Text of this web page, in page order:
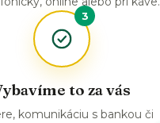
3
to za vás
komunikáciu s bankou či